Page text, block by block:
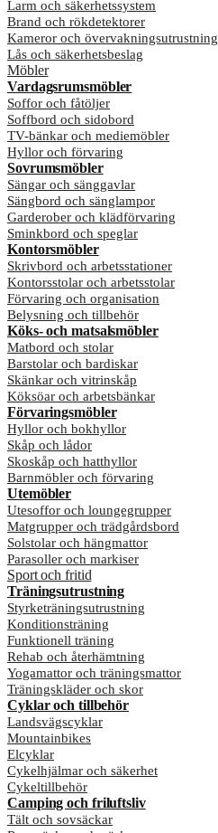
Larm och säkerhetssystem
Brand och rökdetektorer
Kameror och övervakningsutrustning
Lås och säkerhetsbeslag
Möbler
Vardagsrumsmöbler
Soffor och fåtöljer
Soffbord och sidobord
TV-bänkar och mediemöbler
Hyllor och förvaring
Sovrumsmöbler
Sängar och sänggavlar
Sängbord och sänglampor
Garderober och klädförvaring
Sminkbord och speglar
Kontorsmöbler
Skrivbord och arbetsstationer
Kontorsstolar och arbetsstolar
Förvaring och organisation
Belysning och tillbehör
Köks- och matsalsmöbler
Matbord och stolar
Barstolar och bardiskar
Skänkar och vitrinskåp
Köksöar och arbetsbänkar
Förvaringsmöbler
Hyllor och bokhyllor
Skåp och lådor
Skoskåp och hatthyllor
Barnmöbler och förvaring
Utemöbler
Utesoffor och loungegrupper
Matgrupper och trädgårdsbord
Solstolar och hängmattor
Parasoller och markiser
Sport och fritid
Träningsutrustning
Styrketräningsutrustning
Konditionsträning
Funktionell träning
Rehab och återhämtning
Yogamattor och träningsmattor
Träningskläder och skor
Cyklar och tillbehör
Landsvägscyklar
Mountainbikes
Elcyklar
Cykelhjälmar och säkerhet
Cykeltillbehör
Camping och friluftsliv
Tält och sovsäckar